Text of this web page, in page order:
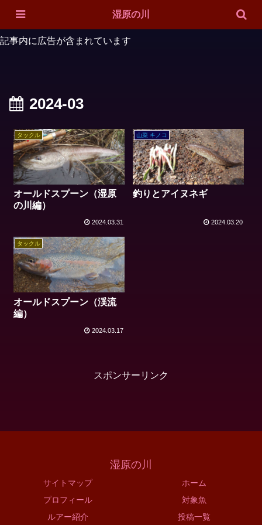
ホーム ルアー紹介 サイトマップ
記事内に広告が含まれています
2024-03
タックル
オールドスプーン（湿原
の川編）
2024.03.31
山菜 キノコ
釣りとアイヌネギ
2024.03.20
タックル
オールドスプーン（渓流
編）
2024.03.17
スポンサーリンク
湿原の川
サイトマップ
ホーム
プロフィール
対象魚
ルアー紹介
投稿一覧
湿原の川